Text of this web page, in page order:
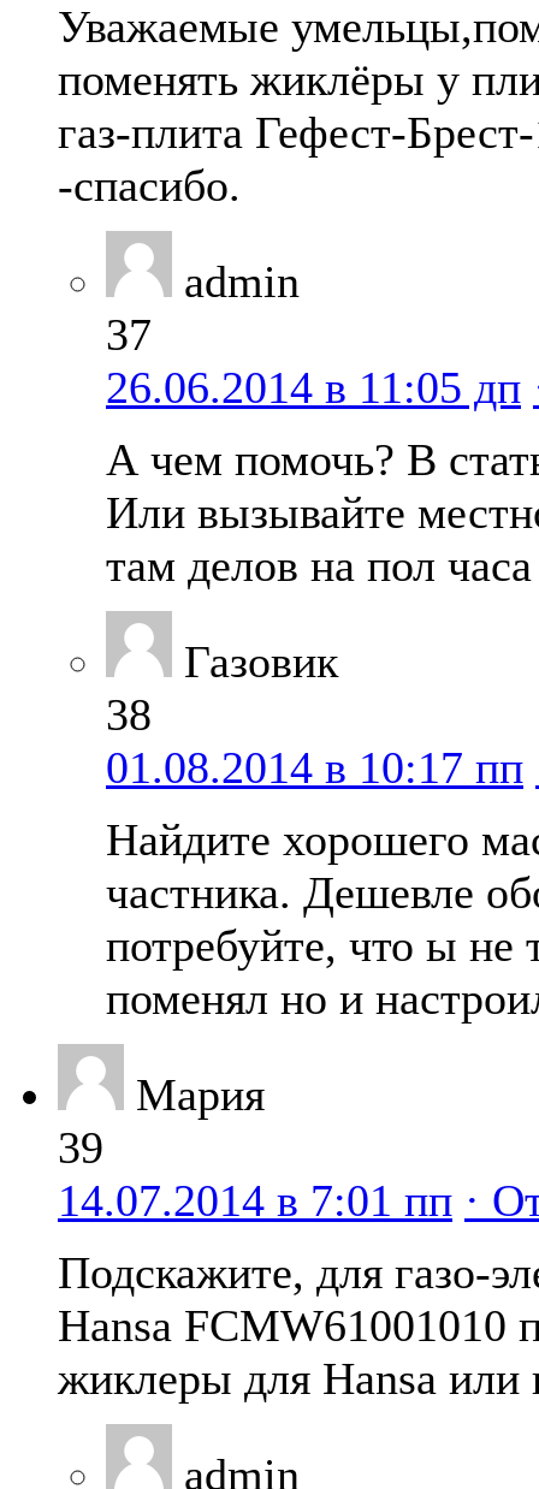
Уважаемые
поменять жиклёры у
газ-плита Гефест-
-спасибо.
admin
37
26.06.2014 в 11:05 дп
А чем помочь? В
Или вызывайте
там делов на пол
Газовик
38
01.08.2014 в 10:17 пп
Найдите хорошего
частника. Дешевле
потребуйте, что ы не
поменял но и
Мария
39
14.07.2014 в 7:01 пп ·
Подскажите, для газо-
Hansa
жиклеры для Hansa или
admin